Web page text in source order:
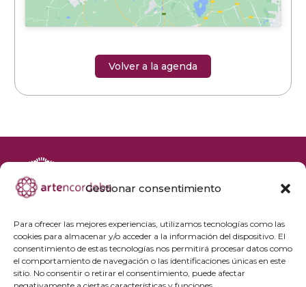
Gestionar consentimiento
Para ofrecer las mejores experiencias, utilizamos tecnologías como las
cookies para almacenar y/o acceder a la información del dispositivo. El
consentimiento de estas tecnologías nos permitirá procesar datos como
el comportamiento de navegación o las identificaciones únicas en este
sitio. No consentir o retirar el consentimiento, puede afectar
Volver a la agenda
Agenda cultural
Preguntas frecuentes
Grupos privados